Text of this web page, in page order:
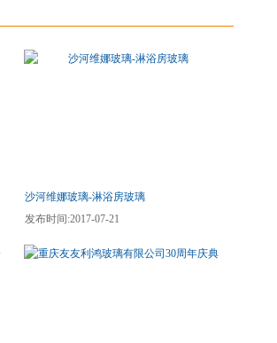
沙河维娜玻璃-淋浴房玻璃
发布时间:2017-07-21